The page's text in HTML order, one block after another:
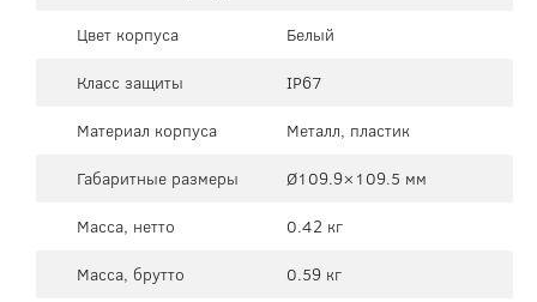
Цвет корпуса
Белый
Класс защиты
IP67
Материал корпуса
Металл, пластик
Габаритные размеры
Ø109.9×109.5 мм
Масса, нетто
0.42 кг
Масса, брутто
0.59 кг